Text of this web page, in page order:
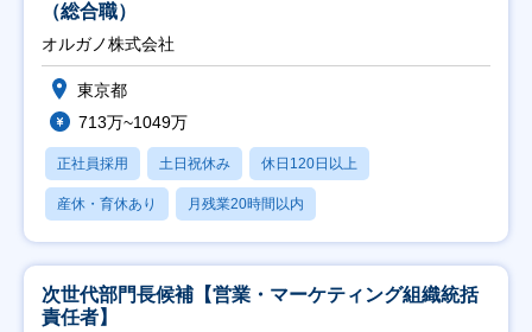
（総合職）
オルガノ株式会社
東京都
713万~1049万
正社員採用 土日祝休み 休日120日以上
産休・育休あり 月残業20時間以内
次世代部門長候補【営業・マーケティング組織統括
責任者】